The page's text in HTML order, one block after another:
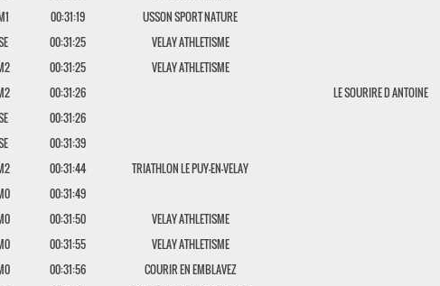
00:31:19
USSON SPORT NATURE
00:31:25
VELAY ATHLETISME
00:31:25
VELAY ATHLETISME
00:31:26
LE SOURIRE D ANTOINE
00:31:26
00:31:39
00:31:44
TRIATHLON LE PUY-EN-VELAY
00:31:49
00:31:50
VELAY ATHLETISME
00:31:55
VELAY ATHLETISME
00:31:56
COURIR EN EMBLAVEZ